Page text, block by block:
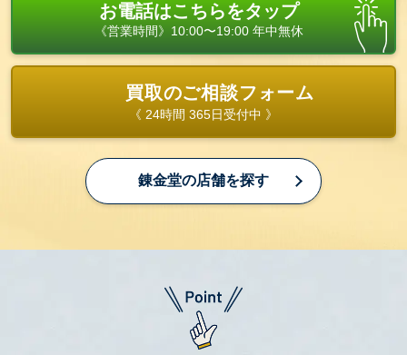
お電話はこちらをタップ
《営業時間》10:00〜19:00 年中無休
買取のご相談フォーム
《 24時間 365日受付中 》
錬金堂の店舗を探す